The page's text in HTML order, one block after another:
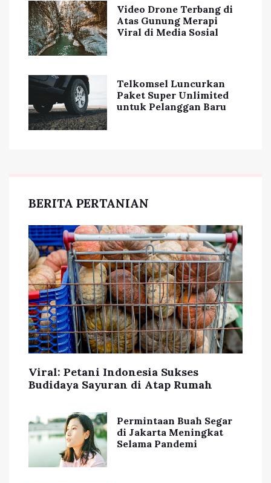
Video Drone Terbang di
Atas Gunung Merapi
Viral di Media Sosial
Telkomsel Luncurkan
Paket Super Unlimited
untuk Pelanggan Baru
BERITA PERTANIAN
Viral: Petani Indonesia Sukses
Budidaya Sayuran di Atap Rumah
Permintaan Buah Segar
di Jakarta Meningkat
Selama Pandemi